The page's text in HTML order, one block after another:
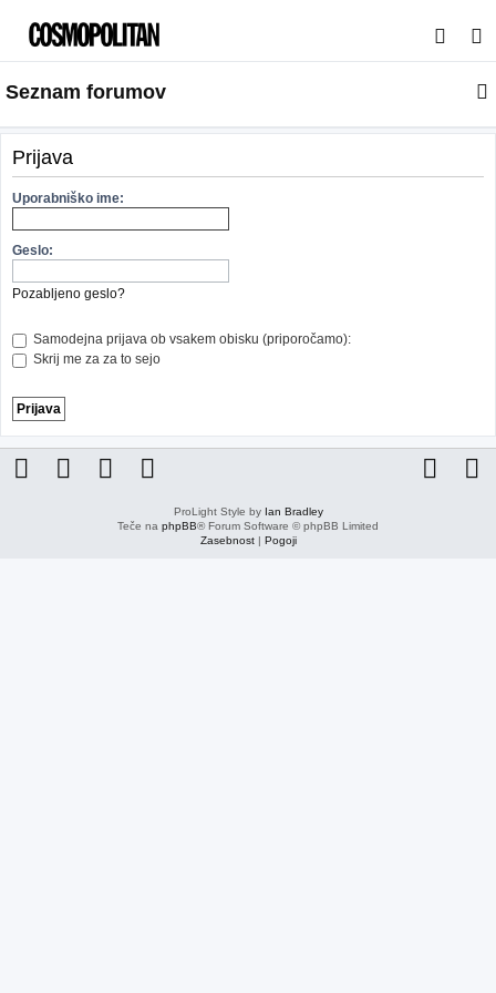
s
a
j
Seznam forumov
Prijava
Uporabniško ime:
Geslo:
Pozabljeno geslo?
Samodejna prijava ob vsakem obisku (priporočamo):
Skrij me za za to sejo
ProLight Style by Ian Bradley
Teče na phpBB® Forum Software © phpBB Limited
Zasebnost| Pogoji